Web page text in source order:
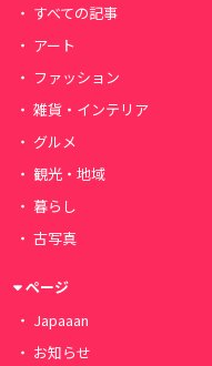
すべての記事
アート
ファッション
雑貨・インテリア
グルメ
観光・地域
暮らし
古写真
ページ
Japaaan
お知らせ